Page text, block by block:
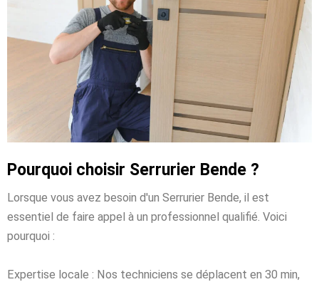
Pourquoi choisir Serrurier Bende ?
Lorsque vous avez besoin d'un Serrurier Bende, il est
essentiel de faire appel à un professionnel qualifié. Voici
pourquoi :
Expertise locale : Nos techniciens se déplacent en 30 min,